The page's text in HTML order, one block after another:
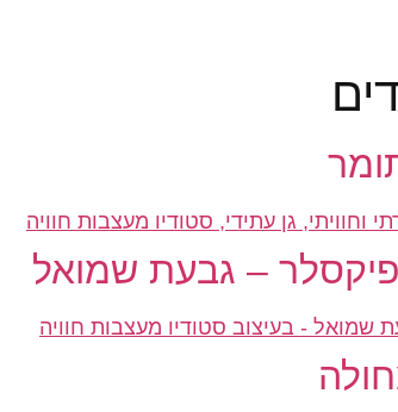
– גבעת שמואל